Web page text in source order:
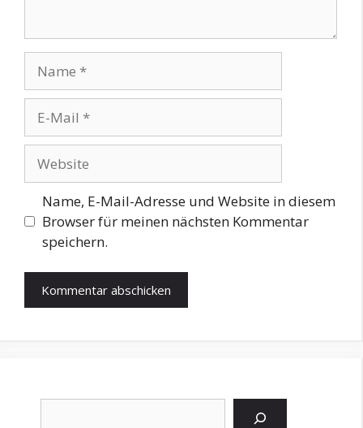
Mail
Name, E-Mail-Adresse und Website in diesem
Browser für meinen nächsten Kommentar
speichern.